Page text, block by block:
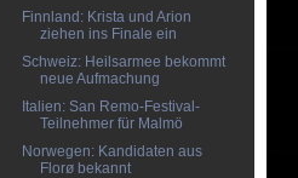
Finnland: Krista und Arion
ziehen ins Finale ein
Schweiz: Heilsarmee bekommt
neue Aufmachung
Italien: San Remo-Festival-
Teilnehmer für Malmö
Norwegen: Kandidaten aus
Florø bekannt